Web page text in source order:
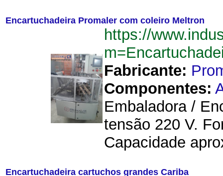
Encartuchadeira Promaler com coleiro Meltron
https://
Fabricante:
Componentes:
Embaladora /
tensão 220 V.
Capacidade
Encartuchadeira cartuchos grandes Cariba